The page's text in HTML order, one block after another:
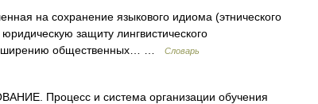
на сохранение языкового идиома (этнического
защиту лингвистического
общественных… …
Словарь
Процесс и система организации обучения